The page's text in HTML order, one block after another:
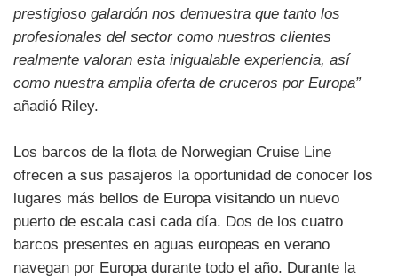
prestigioso galardón nos demuestra que tanto los
profesionales del sector como nuestros clientes
realmente valoran esta inigualable experiencia, así
como nuestra amplia oferta de cruceros por Europa”
añadió Riley.
Los barcos de la flota de Norwegian Cruise Line
ofrecen a sus pasajeros la oportunidad de conocer los
lugares más bellos de Europa visitando un nuevo
puerto de escala casi cada día. Dos de los cuatro
barcos presentes en aguas europeas en verano
navegan por Europa durante todo el año. Durante la